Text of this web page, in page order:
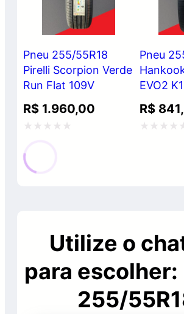
Pneu 255/55R18
Pirelli Scorpion Verde
Run Flat 109V
R$ 1.960,00
0
de
Pneu
EVO2
R$
Utilize o
para escolher:
255/